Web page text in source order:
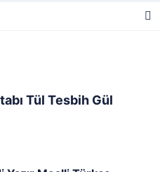
Tül Tesbih Gül